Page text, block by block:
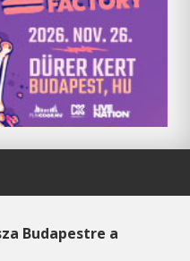
Budapestre a